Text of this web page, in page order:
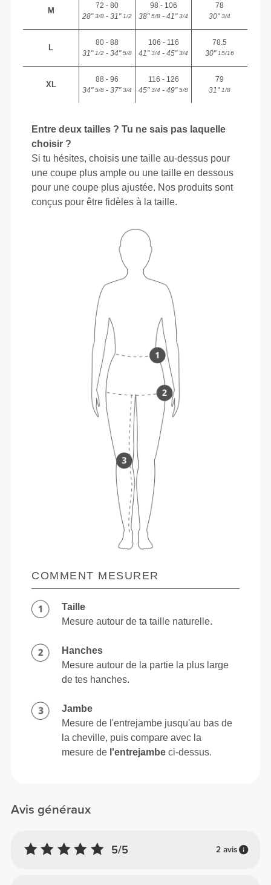
Avis généraux
5/5 2 avis
M
72 - 80
28"3/8 - 31"1/2
98 - 106
38"5/8 - 41"3/4
78
30"3/4
L
80 - 88
31"1/2 - 34"5/8
106 - 116
41"3/4 - 45"3/4
78.5
30"15/16
XL
88 - 96
34"5/8 - 37"3/4
116 - 126
45"3/4 - 49"5/8
79
31"1/8
Entre deux tailles ? Tu ne sais pas laquelle
choisir ?
Si tu hésites, choisis une taille au-dessus pour
une coupe plus ample ou une taille en dessous
pour une coupe plus ajustée. Nos produits sont
conçus pour être fidèles à la taille.
COMMENT MESURER
Taille
Mesure autour de ta taille naturelle.
Hanches
Mesure autour de la partie la plus large
de tes hanches.
Jambe
Mesure de l'entrejambe jusqu'au bas de
la cheville, puis compare avec la
mesure de l'entrejambe ci-dessus.